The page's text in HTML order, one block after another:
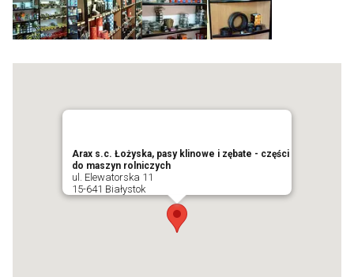
Arax s.c. Łożyska, pasy klinowe i zębate - części
do maszyn rolniczych
ul. Elewatorska 11
15-641 Białystok